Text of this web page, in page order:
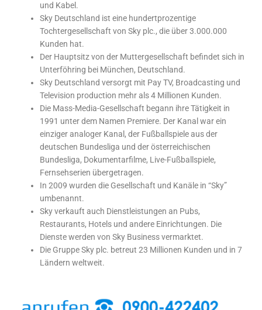
und Kabel.
Sky Deutschland ist eine hundertprozentige
Tochtergesellschaft von Sky plc., die über 3.000.000
Kunden hat.
Der Hauptsitz von der Muttergesellschaft befindet sich in
Unterföhring bei München, Deutschland.
Sky Deutschland versorgt mit Pay TV, Broadcasting und
Television production mehr als 4 Millionen Kunden.
Die Mass-Media-Gesellschaft begann ihre Tätigkeit in
1991 unter dem Namen Premiere. Der Kanal war ein
einziger analoger Kanal, der Fußballspiele aus der
deutschen Bundesliga und der österreichischen
Bundesliga, Dokumentarfilme, Live-Fußballspiele,
Fernsehserien übergetragen.
In 2009 wurden die Gesellschaft und Kanäle in “Sky”
umbenannt.
Sky verkauft auch Dienstleistungen an Pubs,
Restaurants, Hotels und andere Einrichtungen. Die
Dienste werden von Sky Business vermarktet.
Die Gruppe Sky plc. betreut 23 Millionen Kunden und in 7
Ländern weltweit.